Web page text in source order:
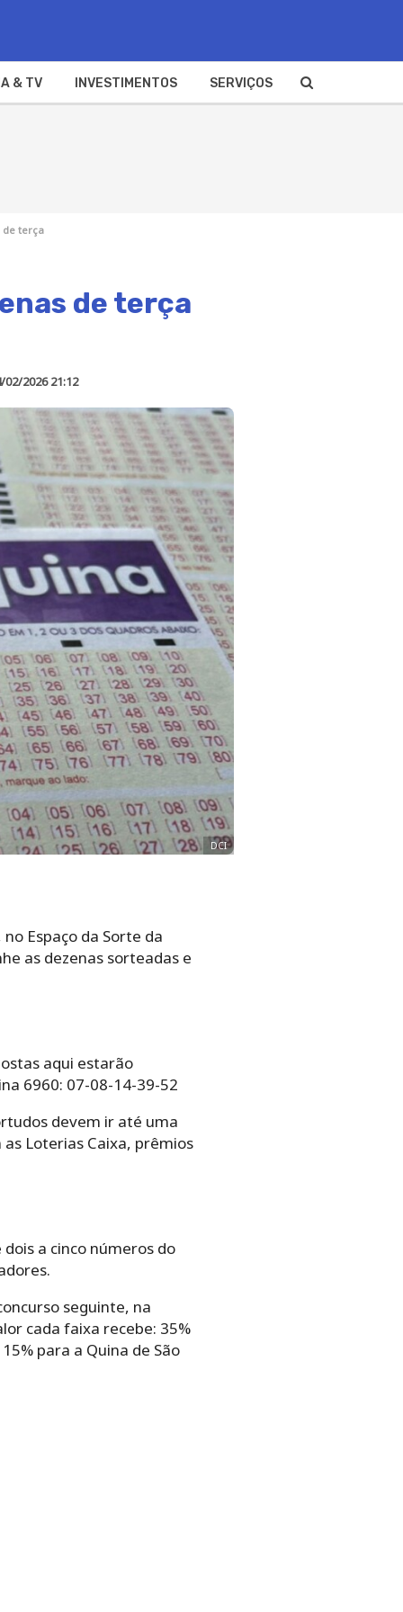
& TV INVESTIMENTOS SERVIÇOS
de terça
de terça
02/2026 21:12
DCI
Espaço da Sorte da
as dezenas sorteadas e
aqui estarão
6960: 07-08-14-39-52
devem ir até uma
Loterias Caixa, prêmios
a cinco números do
seguinte, na
cada faixa recebe: 35%
para a Quina de São